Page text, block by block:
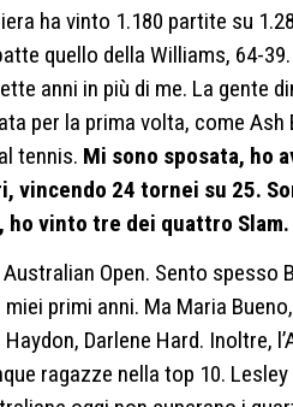
ha vinto 1.180 partite su
quello della Williams, 64-
anni in più di me. La gente
per la prima volta, come Ash
tennis. Mi sono sposata, ho
vincendo 24 tornei su 25.
vinto tre dei quattro Slam.
Australian Open. Sento
primi anni. Ma Maria
Haydon, Darlene Hard. Inoltre,
ragazze nella top 10.